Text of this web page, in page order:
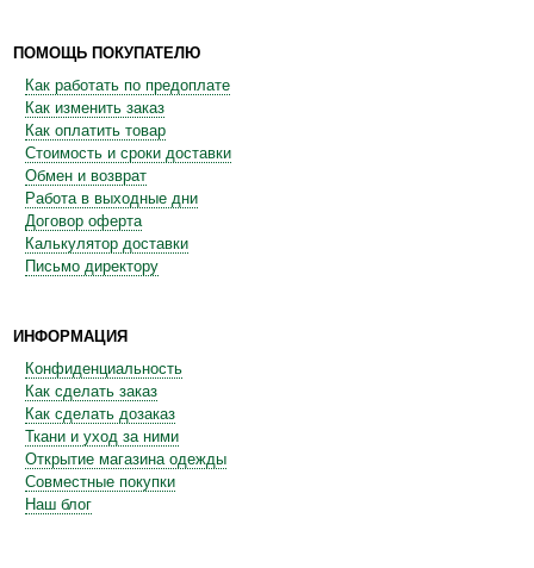
ПОМОЩЬ ПОКУПАТЕЛЮ
Как работать по предоплате
Как изменить заказ
Как оплатить товар
Стоимость и сроки доставки
Обмен и возврат
Работа в выходные дни
Договор оферта
Калькулятор доставки
Письмо директору
ИНФОРМАЦИЯ
Конфиденциальность
Как сделать заказ
Как сделать дозаказ
Ткани и уход за ними
Открытие магазина одежды
Совместные покупки
Наш блог